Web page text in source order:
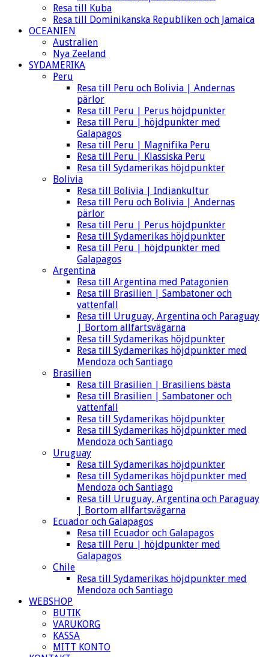
Resa till Kuba
Resa till Dominikanska Republiken och Jamaica
OCEANIEN
Australien
Nya Zeeland
SYDAMERIKA
Peru
Resa till Peru och Bolivia | Andernas
pärlor
Resa till Peru | Perus höjdpunkter
Resa till Peru | höjdpunkter med
Galapagos
Resa till Peru | Magnifika Peru
Resa till Peru | Klassiska Peru
Resa till Sydamerikas höjdpunkter
Bolivia
Resa till Bolivia | Indiankultur
Resa till Peru och Bolivia | Andernas
pärlor
Resa till Peru | Perus höjdpunkter
Resa till Sydamerikas höjdpunkter
Resa till Peru | höjdpunkter med
Galapagos
Argentina
Resa till Argentina med Patagonien
Resa till Brasilien | Sambatoner och
vattenfall
Resa till Uruguay, Argentina och Paraguay
| Bortom allfartsvägarna
Resa till Sydamerikas höjdpunkter
Resa till Sydamerikas höjdpunkter med
Mendoza och Santiago
Brasilien
Resa till Brasilien | Brasiliens bästa
Resa till Brasilien | Sambatoner och
vattenfall
Resa till Sydamerikas höjdpunkter
Resa till Sydamerikas höjdpunkter med
Mendoza och Santiago
Uruguay
Resa till Sydamerikas höjdpunkter
Resa till Sydamerikas höjdpunkter med
Mendoza och Santiago
Resa till Uruguay, Argentina och Paraguay
| Bortom allfartsvägarna
Ecuador och Galapagos
Resa till Ecuador och Galapagos
Resa till Peru | höjdpunkter med
Galapagos
Chile
Resa till Sydamerikas höjdpunkter med
Mendoza och Santiago
WEBSHOP
BUTIK
VARUKORG
KASSA
MITT KONTO